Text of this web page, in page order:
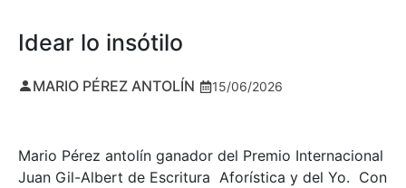
Idear lo insótilo
MARIO PÉREZ ANTOLÍN 15/06/2026
Mario Pérez antolín ganador del Premio Internacional
Juan Gil-Albert de Escritura Aforística y del Yo. Con